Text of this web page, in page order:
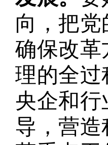
向，把
确保改革
理的全过
央企和
导，营